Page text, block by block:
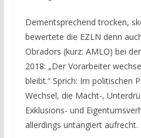
Dementsprechend trocken,
bewertete die EZLN denn
Obradors (kurz: AMLO) bei
2018: „Der Vorarbeiter
bleibt.“ Sprich: Im politischen
Wechsel, die Macht-,
Exklusions- und
allerdings untangiert aufrecht.